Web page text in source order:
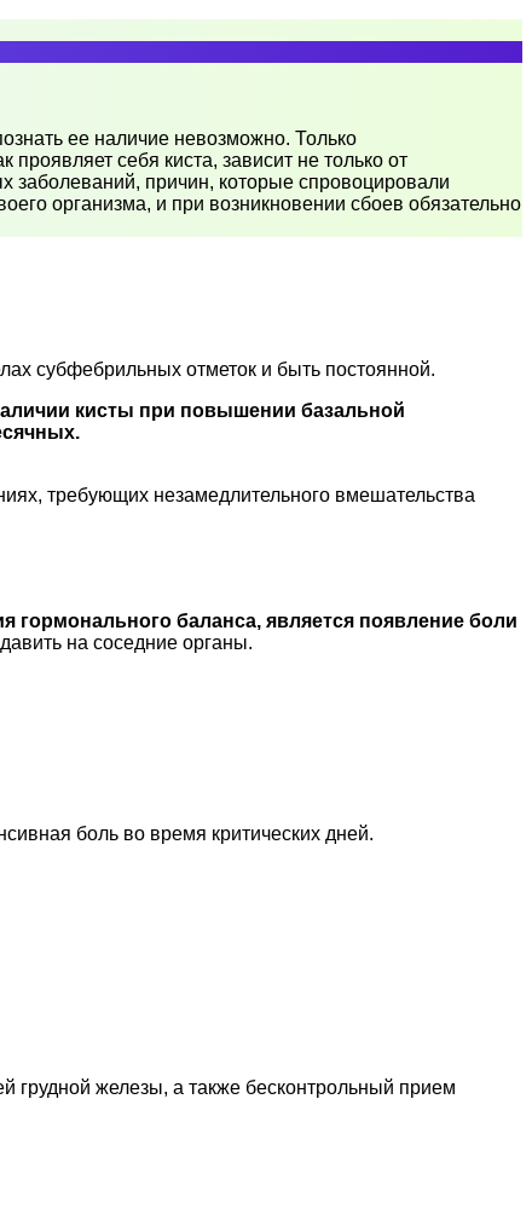
ее наличие невозможно. Только
себя киста, зависит не только от
заболеваний, причин, которые спровоцировали
организма, и при возникновении сбоев обязательно
субфебрильных отметок и быть постоянной.
кисты при повышении базальной
требующих незамедлительного вмешательства
гормонального баланса, является появление боли
на соседние органы.
боль во время критических дней.
грудной железы, а также бесконтрольный прием